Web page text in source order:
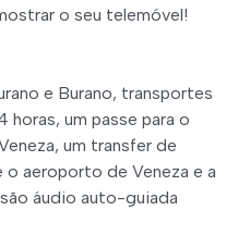
o seu telemóvel!
e Burano, transportes
horas, um passe para o
um transfer de
aeroporto de Veneza e a
áudio auto-guiada